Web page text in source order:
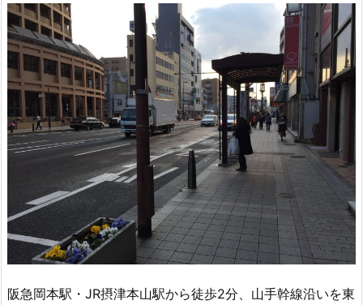
阪急岡本駅・JR摂津本山駅から徒歩2分、山手幹線沿いを東